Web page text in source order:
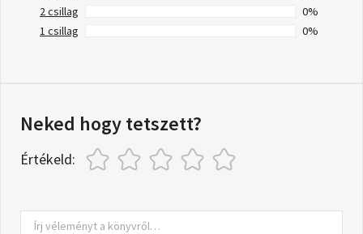
2 csillag
0%
1 csillag
0%
Neked hogy tetszett?
Értékeld: